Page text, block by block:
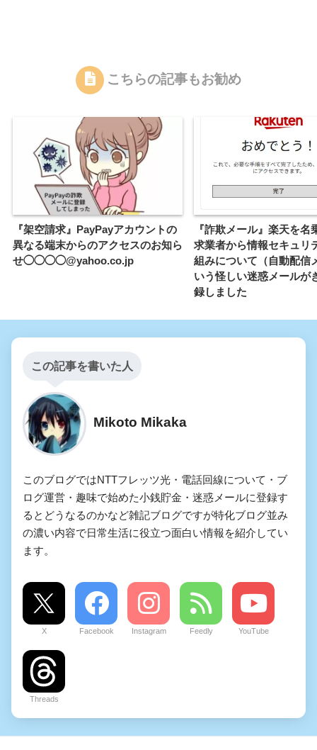
こちらの記事もお勧め
『架空請求』PayPayアカウントの
異なる端末からのアクセスのお知ら
せ◯◯◯◯@yahoo.co.jp
『詐欺メール』楽天を名
求業者から情報セキュリ
組みについて（自動配信
いう怪しい迷惑メールが
録しました
この記事を書いた人
Mikoto Mikaka
このブログではNTTフレッツ光・電話回線について・ブ
ログ運営・趣味で始めた小銭貯金・迷惑メールに登録す
るとどうなるのかなど雑記ブログですが特化ブログ並み
の濃い内容で日常生活に役立つ面白い情報を紹介してい
ます。
X Facebook Instagram Feedly YouTube
Threads